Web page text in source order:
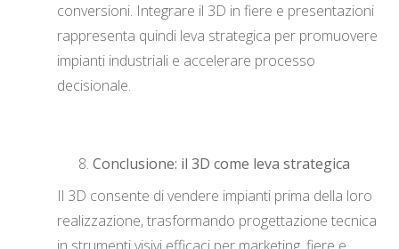
conversioni. Integrare il 3D in fiere e presentazioni
rappresenta quindi leva strategica per promuovere
impianti industriali e accelerare processo
decisionale.
Conclusione: il 3D come leva strategica
Il 3D consente di vendere impianti prima della loro
realizzazione, trasformando progettazione tecnica